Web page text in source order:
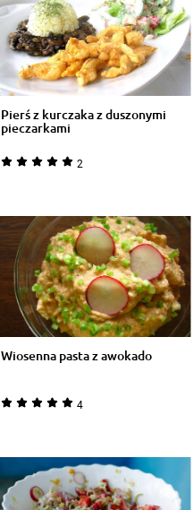
Pierś z kurczaka z duszonymi
pieczarkami
2
Wiosenna pasta z awokado
4